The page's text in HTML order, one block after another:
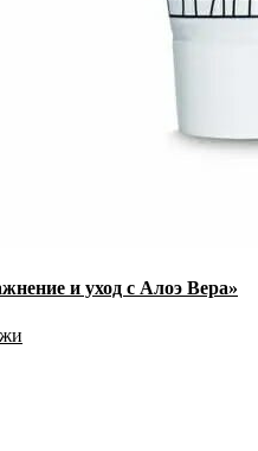
и уход с Алоэ Вера»